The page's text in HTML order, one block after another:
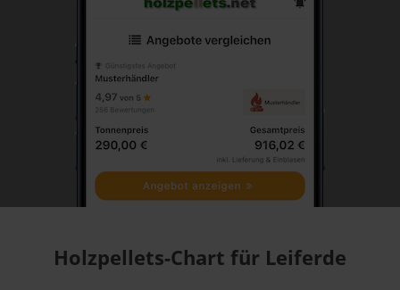
Holzpellets-Chart für Leiferde